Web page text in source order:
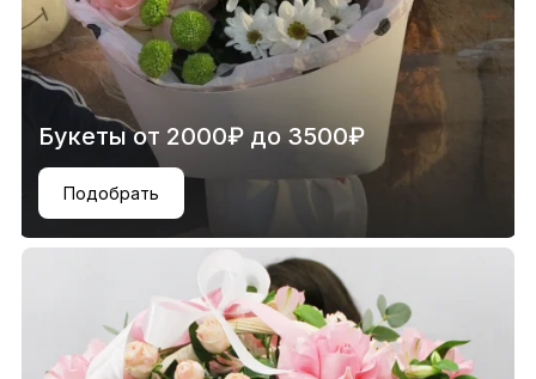
Букеты от 2000₽ до 3500₽
Подобрать